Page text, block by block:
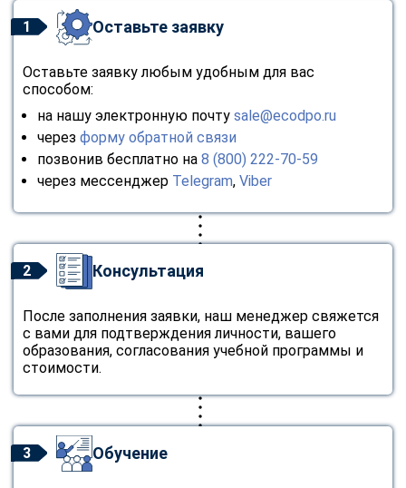
1 Оставьте заявку
Оставьте заявку любым удобным для вас
способом:
на нашу электронную почту sale@ecodpo.ru
через форму обратной связи
позвонив бесплатно на 8 (800) 222-70-59
через мессенджер Telegram, Viber
2 Консультация
После заполнения заявки, наш менеджер свяжется
с вами для подтверждения личности, вашего
образования, согласования учебной программы и
стоимости.
3 Обучение